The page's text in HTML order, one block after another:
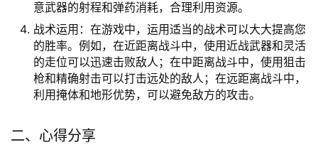
意武器的射程和弹药消耗，合理利用资源。
战术运用：在游戏中，运用适当的战术可以大大提高您
的胜率。例如，在近距离战斗中，使用近战武器和灵活
的走位可以迅速击败敌人；在中距离战斗中，使用狙击
枪和精确射击可以打击远处的敌人；在远距离战斗中，
利用掩体和地形优势，可以避免敌方的攻击。
二、心得分享